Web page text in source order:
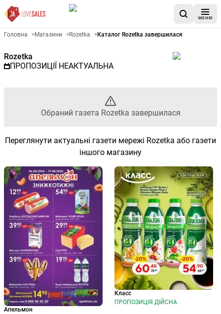
МЕНЮ
Рекламна газета Rozetka -
Головна >Магазини >Rozetka >Каталог Rozetka завершилася
Rozetka
ПРОПОЗИЦІЇ НЕАКТУАЛЬНА
Обраний газета Rozetka завершилася
Переглянути актуальні газети мережі Rozetka або газети
іншого магазину
Апельмон
Класс
ПРОПОЗИЦІЯ ДІЙСНА